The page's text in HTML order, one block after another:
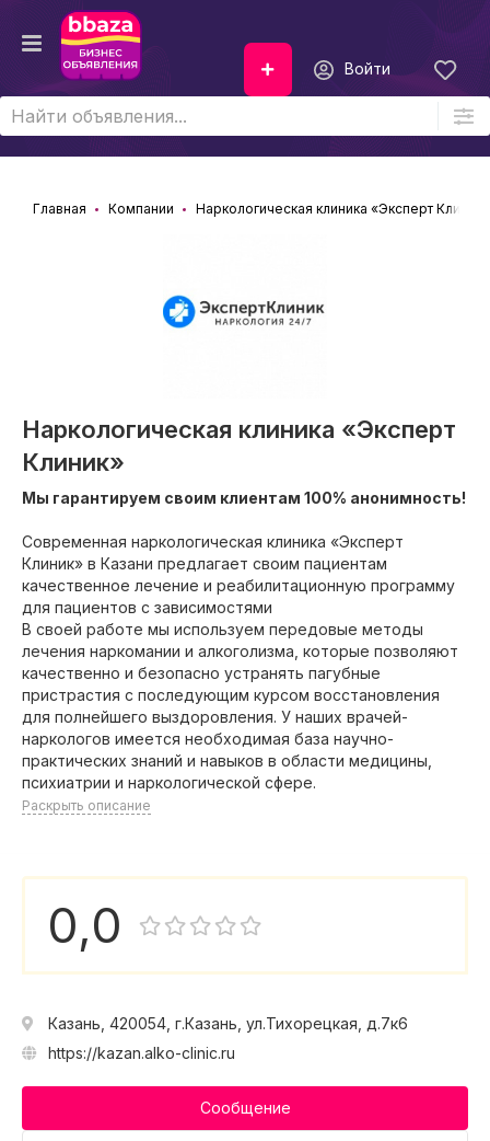
Войти
Главная Компании Наркологическая клиника «Эксперт Клиник»
Наркологическая клиника «Эксперт
Клиник»
Мы гарантируем своим клиентам 100% анонимность!
Современная наркологическая клиника «Эксперт
Клиник» в Казани предлагает своим пациентам
качественное лечение и реабилитационную программу
для пациентов с зависимостями
В своей работе мы используем передовые методы
лечения наркомании и алкоголизма, которые позволяют
качественно и безопасно устранять пагубные
пристрастия с последующим курсом восстановления
для полнейшего выздоровления. У наших врачей-
наркологов имеется необходимая база научно-
практических знаний и навыков в области медицины,
психиатрии и наркологической сфере.
Раскрыть описание
0,0
Казань, 420054, г.Казань, ул.Тихорецкая, д.7к6
https://kazan.alko-clinic.ru
Сообщение